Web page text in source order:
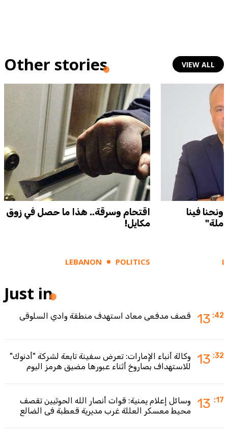
Other stories VIEW ALL
اقتحام وسرقة.. هذا ما حصل في زوق
مكايل!
LEBANON POLITICS
فينا
Just in
13 :42 قصف مدفعي معاد استهدف منطقة وادي السلوقي
13 :32
وكالة أنباء الإمارات: تعرض سفينة تابعة لشركة "أدنوك"
للاستهداف بصاروخ أثناء عبورها مضيق هرمز اليوم
13 :17
وسائل إعلام يمنية: قوات أنصار الله الحوثيين تقصف
محيط معسكر العللة غرب مديرية قعطبة في الضالع